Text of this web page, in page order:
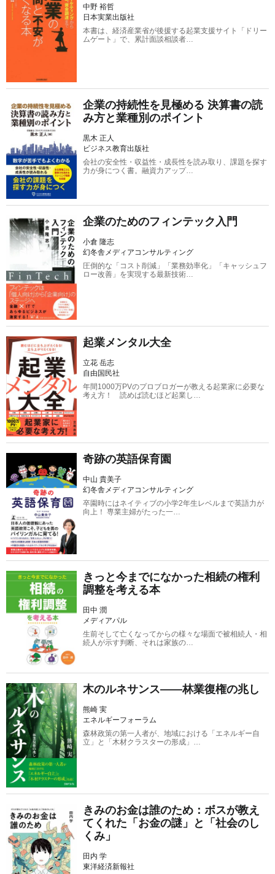
中野 裕哲
日本実業出版社
本書は、経済産業省が後援する起業支援サイト「ドリー
ムゲート」で、累計面談相談者…
企業の持続性を見極める 決算書の読
み方と業種別のポイント
黒木 正人
ビジネス教育出版社
会社の安全性・収益性・成長性を読み取り、課題を探す
力が身につく書。融資力アップ…
企業のためのフィンテック入門
小倉 隆志
幻冬舎メディアコンサルティング
圧倒的な「コスト削減」「業務効率化」「キャッシュフ
ロー改善」を実現する最新技術…
起業メンタル大全
立花 岳志
自由国民社
年間1000万PVのプロブロガーが教える起業家に必要な
考え方！ 読めば読むほど起業し…
奇跡の英語保育園
中山 貴美子
幻冬舎メディアコンサルティング
卒園時にはネイティブの小学2年生レベルまで英語力が
向上！ 専業主婦がたった一…
きっと今までになかった相続の権利
調整を考える本
田中 潤
メディアパル
生前そして亡くなってからの様々な場面で被相続人・相
続人が示す判断、それは家族の…
木のルネサンス――林業復権の兆し
熊崎 実
エネルギーフォーラム
森林政策の第一人者が、地域における「エネルギー自
立」と「木材クラスターの形成」…
きみのお金は誰のため：ボスが教え
てくれた「お金の謎」と「社会のし
くみ」
田内 学
東洋経済新報社